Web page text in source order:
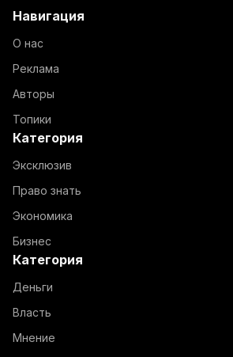
Навигация
О нас
Реклама
Авторы
Топики
Категория
Эксклюзив
Право знать
Экономика
Бизнес
Категория
Деньги
Власть
Мнение